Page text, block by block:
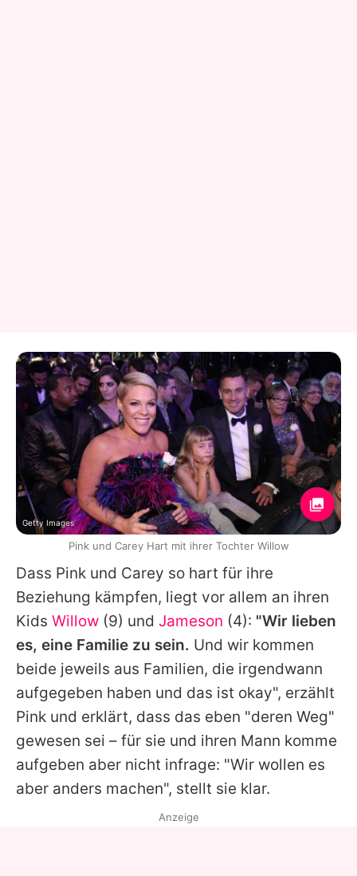
Dass Pink und Carey so hart für ihre
Beziehung kämpfen, liegt vor allem an ihren
Kids Willow (9) und Jameson (4): "Wir lieben
es, eine Familie zu sein. Und wir kommen
beide jeweils aus Familien, die irgendwann
aufgegeben haben und das ist okay", erzählt
Pink und erklärt, dass das eben "deren Weg"
gewesen sei – für sie und ihren Mann komme
aufgeben aber nicht infrage: "Wir wollen es
aber anders machen", stellt sie klar.
Getty Images
Pink und Carey Hart mit ihrer Tochter Willow
Anzeige